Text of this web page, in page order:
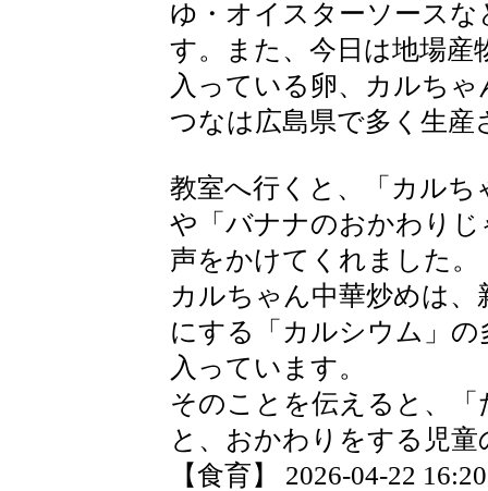
ゆ・オイスターソース
す。また、今日は地場
入っている卵、カルち
つなは広島県で多く生産
教室へ行くと、「カル
や「バナナのおかわり
声をかけてくれました。
カルちゃん中華炒めは
にする「カルシウム」
入っています。
そのことを伝えると、
と、おかわりをする児
【食育】 2026-04-22